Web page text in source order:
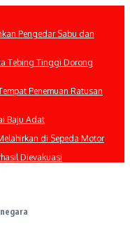
Pengedar Sabu dan
Tebing Tinggi Dorong
Penemuan Ratusan
Baju Adat
di Sepeda Motor
Dievakuasi